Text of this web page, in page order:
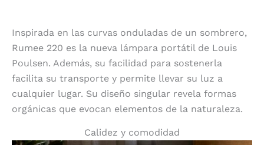
Inspirada en las curvas onduladas de un sombrero,
Rumee 220 es la nueva lámpara portátil de Louis
Poulsen. Además, su facilidad para sostenerla
facilita su transporte y permite llevar su luz a
cualquier lugar. Su diseño singular revela formas
orgánicas que evocan elementos de la naturaleza.
Calidez y comodidad